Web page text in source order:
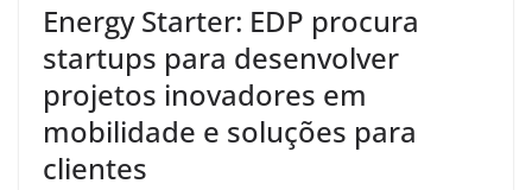
Energy Starter: EDP procura
startups para desenvolver
projetos inovadores em
mobilidade e soluções para
clientes